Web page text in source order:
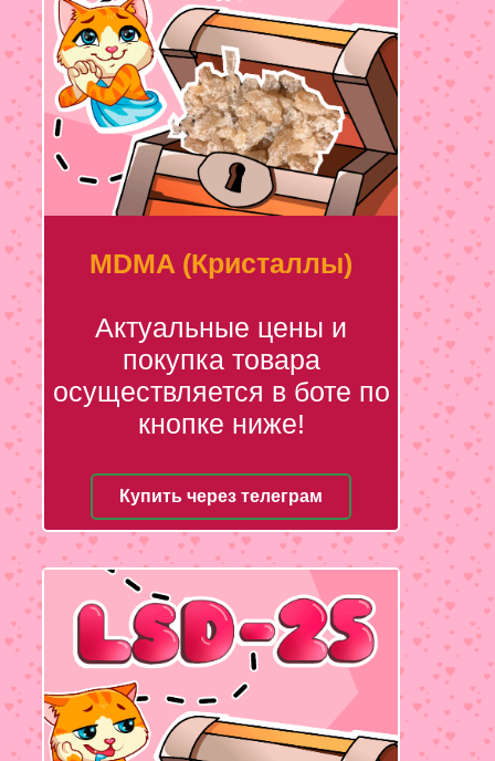
MDMA (Кристаллы)
Актуальные цены и
покупка товара
осуществляется в боте по
кнопке ниже!
Купить через телеграм